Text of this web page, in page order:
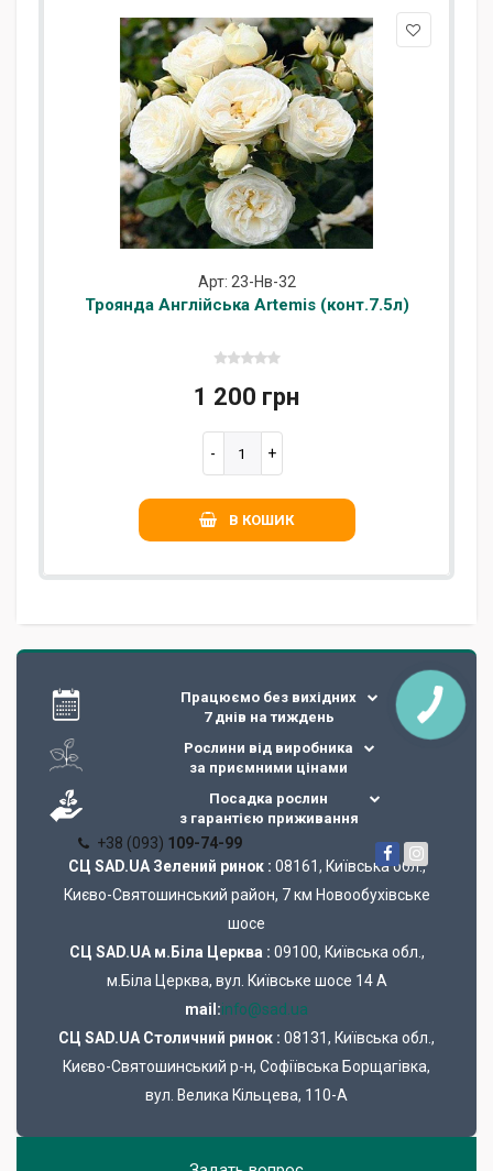
Арт: 23-Нв-32
Троянда Англійська Artemis (конт.7.5л)
1 200 грн
В КОШИК
Працюємо без вихідних
7 днів на тиждень
Рослини від виробника
за приємними цінами
Посадка рослин
з гарантією приживання
+38 (093) 109-74-99
СЦ SAD.UA Зелений ринок : 08161, Київська обл.,
Києво-Святошинський район, 7 км Новообухівське
шосе
СЦ SAD.UA м.Біла Церква : 09100, Київська обл.,
м.Біла Церква, вул. Київське шосе 14 А
mail:info@sad.ua
СЦ SAD.UA Cтоличний ринок : 08131, Київська обл.,
Києво-Святошинський р-н, Софіївська Борщагівка,
вул. Велика Кільцева, 110-А